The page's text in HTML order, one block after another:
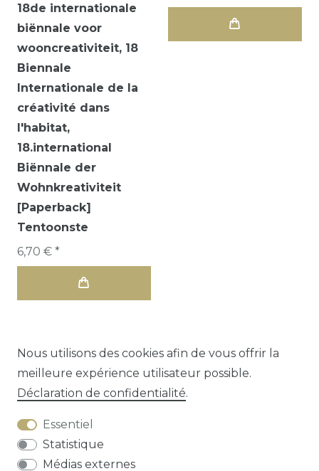
18de internationale
biënnale voor
wooncreativiteit, 18
Biennale
Internationale de la
créativité dans
l'habitat,
18.international
Biënnale der
Wohnkreativiteit
[Paperback]
Tentoonste
6,70 € *
1 2 3
Nous utilisons des cookies afin de vous offrir la
meilleure expérience utilisateur possible.
Déclaration de confidentialité.
Essentiel
Statistique
Médias externes